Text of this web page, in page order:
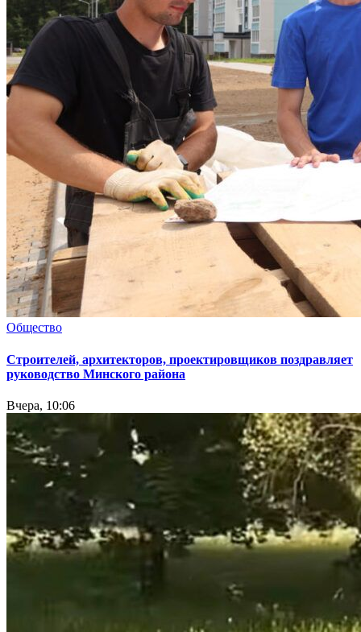
Общество
Cтроителей, архитекторов, проектировщиков поздравляет
руководство Минского района
Вчера, 10:06